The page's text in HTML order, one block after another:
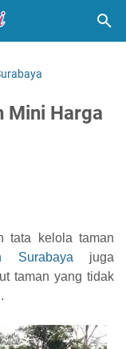
Mini Harga
tata kelola taman
Surabaya juga
taman yang tidak